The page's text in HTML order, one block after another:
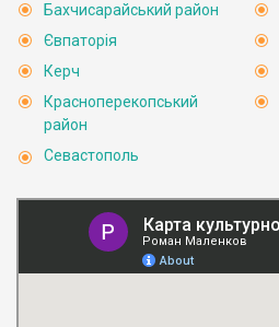
Бахчисарайський район
Євпаторія
Керч
Красноперекопський
район
Севастополь